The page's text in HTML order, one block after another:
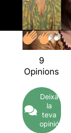
9
Opinions
Deixa
la
teva
opinió